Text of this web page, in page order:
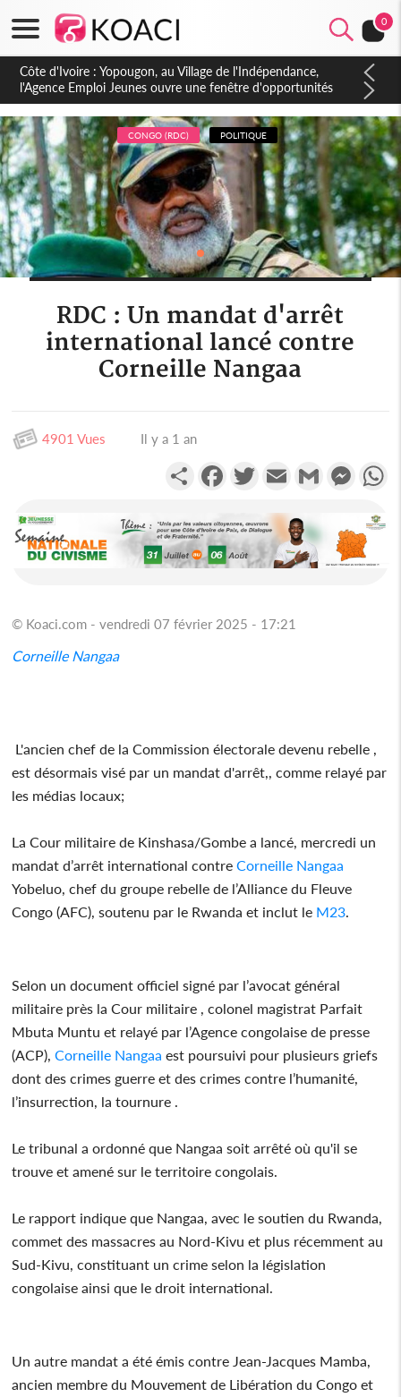
0
Côte d'Ivoire : CHU de Treichville, après la fronde, les agents
contractuels obtiennent un accord avec la direction sur les
arriérés du SMIG 2023
CONGO (RDC) POLITIQUE
RDC : Un mandat d'arrêt
international lancé contre
Corneille Nangaa
4901 Vues Il y a 1 an
PartagerFacebookTwitterEmail Gmail
© Koaci.com - vendredi 07 février 2025 - 17:21
Corneille Nangaa
L'ancien chef de la Commission électorale devenu rebelle ,
est désormais visé par un mandat d'arrêt,, comme relayé par
les médias locaux;
La Cour militaire de Kinshasa/Gombe a lancé, mercredi un
mandat d’arrêt international contreCorneille Nangaa
Yobeluo, chef du groupe rebelle de l’Alliance du Fleuve
Congo (AFC), soutenu par le Rwanda et inclut le M23.
Selon un document officiel signé par l’avocat général
militaire près la Cour militaire , colonel magistrat Parfait
Mbuta Muntu et relayé par l’Agence congolaise de presse
(ACP),Corneille Nangaa est poursuivi pour plusieurs griefs
dont des crimes guerre et des crimes contre l’humanité,
l’insurrection, la tournure .
Le tribunal a ordonné que Nangaa soit arrêté où qu'il se
trouve et amené sur le territoire congolais.
Le rapport indique que Nangaa, avec le soutien du Rwanda,
commet des massacres au Nord-Kivu et plus récemment au
Sud-Kivu, constituant un crime selon la législation
congolaise ainsi que le droit international.
Un autre mandat a été émis contre Jean-Jacques Mamba,
ancien membre du Mouvement de Libération du Congo et